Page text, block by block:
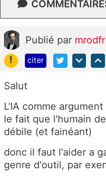
Publié par mrodfr
!
citer
Salut
L'IA comme
le fait que l'humain
débile (et fainéant)
donc il faut l'aider a
genre d'outil, par